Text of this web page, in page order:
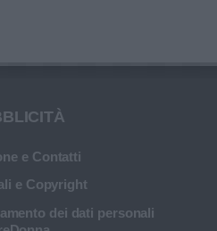
e Contatti
e Copyright
dei dati personali